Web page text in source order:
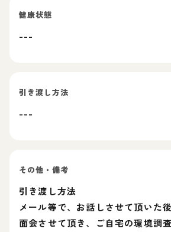
健康状態
---
引き渡し方法
---
その他・備考
引き渡し方法
メール等で、お話しさせて頂いた後
面会させて頂き、ご自宅の環境調